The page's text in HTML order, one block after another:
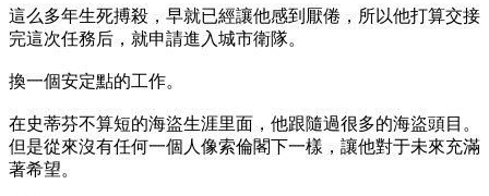
這么多年生死搏殺，早就已經讓他感到厭倦，所以他打算交接
完這次任務后，就申請進入城市衛隊。
換一個安定點的工作。
在史蒂芬不算短的海盜生涯里面，他跟隨過很多的海盜頭目。
但是從來沒有任何一個人像索倫閣下一樣，讓他對于未來充滿
著希望。